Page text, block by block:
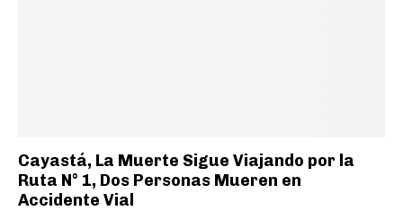
Cayastá, La Muerte Sigue Viajando por la
Ruta N° 1, Dos Personas Mueren en
Accidente Vial